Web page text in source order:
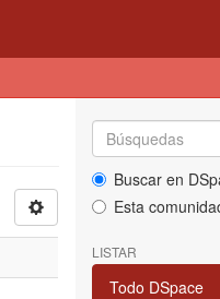
Buscar en
Esta
LISTAR
Todo DSpace